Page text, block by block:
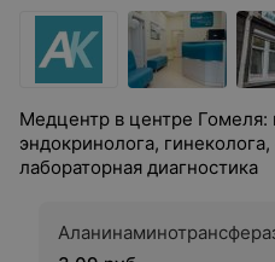
Медцентр в центре Гомеля:
эндокринолога,
лабораторная диагностика